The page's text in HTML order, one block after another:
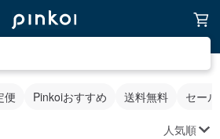
便 Pinkoiおすすめ 送料無料 セー
人気順